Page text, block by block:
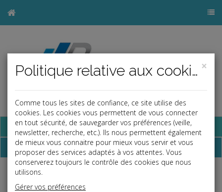
Base documentaire
Dépêches
Liste des dernières dépêches
×
Politique relative aux cookies
Comme tous les sites de confiance, ce site utilise des
cookies. Les cookies vous permettent de vous connecter
en tout sécurité, de sauvegarder vos préférences (veille,
newsletter, recherche, etc.). Ils nous permettent également
de mieux vous connaitre pour mieux vous servir et vous
proposer des services adaptés à vos attentes. Vous
conserverez toujours le contrôle des cookies que nous
utilisons.
Gérer vos préférences